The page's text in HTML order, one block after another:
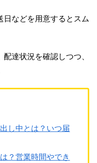
日などを用意するとスム
達状況を確認しつつ、
し中とは？いつ届
？営業時間やでき